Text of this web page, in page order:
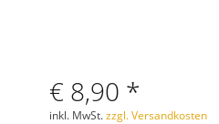
€ 8,90 *
inkl. MwSt.zzgl. Versandkosten